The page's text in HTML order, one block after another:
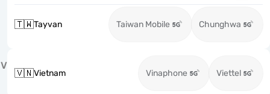
🇹🇼Tayvan Taiwan Mobile Chunghwa
V
🇻🇳Vietnam Vinaphone Viettel